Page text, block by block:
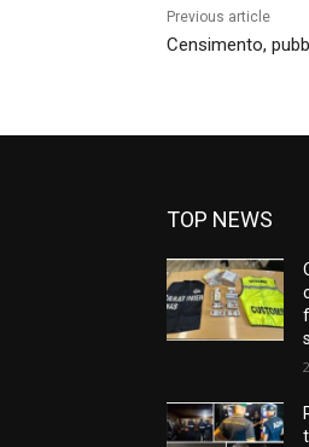
Previous article
Censimento,
TOP NEWS